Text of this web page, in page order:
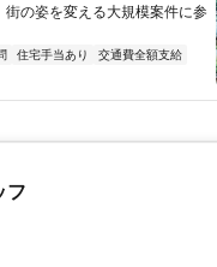
街の姿を変える大規模案件に参
住宅手当あり
交通費全額支給
フ